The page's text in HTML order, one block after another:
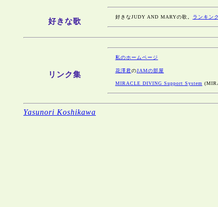
好きな歌 好きなJUDY AND MARYの歌。 ランキン
リンク集
私のホームページ
花澤君のJAMの部屋
MIRACLE DIVING Support System
Yasunori Koshikawa